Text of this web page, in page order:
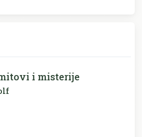
i misterije